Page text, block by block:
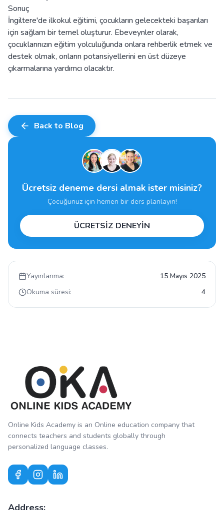
Sonuç
İngiltere'de ilkokul eğitimi, çocukların gelecekteki başarıları
için sağlam bir temel oluşturur. Ebeveynler olarak,
çocuklarınızın eğitim yolculuğunda onlara rehberlik etmek ve
destek olmak, onların potansiyellerini en üst düzeye
çıkarmalarına yardımcı olacaktır.
Back to Blog
Ücretsiz deneme dersi almak ister misiniz?
Çocuğunuz için hemen bir ders planlayın!
ÜCRETSİZ DENEYİN
Yayınlanma:
15 Mayıs 2025
Okuma süresi:
4
Online Kids Academy is an Online education company that
connects teachers and students globally through
personalized language classes.
Address: